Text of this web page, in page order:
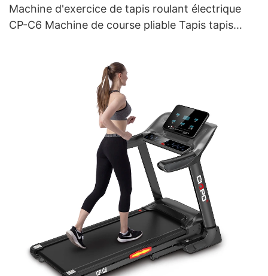
Machine d'exercice de tapis roulant électrique
CP-C6 Machine de course pliable Tapis tapis